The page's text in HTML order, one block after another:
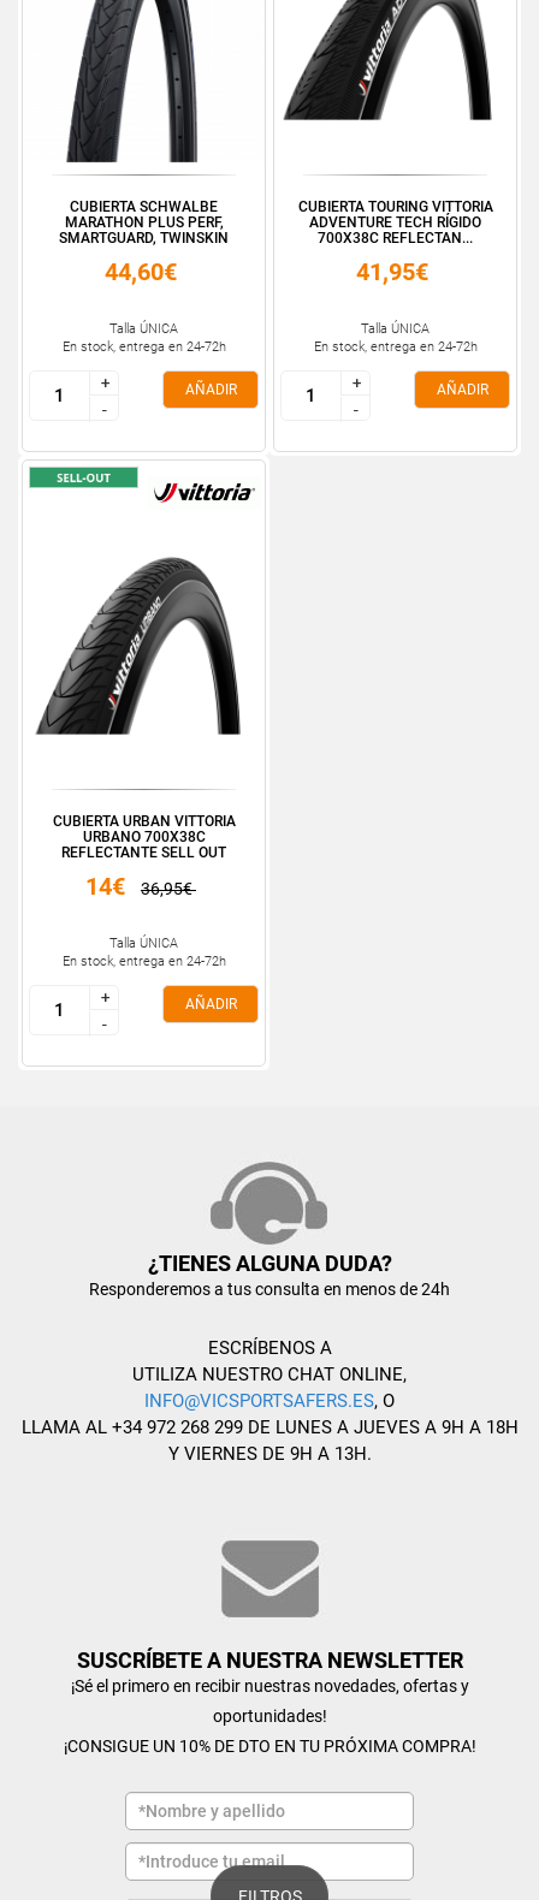
CUBIERTA SCHWALBE
MARATHON PLUS PERF,
SMARTGUARD, TWINSKIN
44,60€
Talla ÚNICA
En stock, entrega en 24-72h
+
-
+
-
AÑADIR
CUBIERTA TOURING VITTORIA
ADVENTURE TECH RÍGIDO
700X38C REFLECTAN...
41,95€
Talla ÚNICA
En stock, entrega en 24-72h
+
-
+
-
AÑADIR
CUBIERTA URBAN VITTORIA
URBANO 700X38C
REFLECTANTE SELL OUT
14€ 36,95€
Talla ÚNICA
En stock, entrega en 24-72h
+
-
+
-
AÑADIR
¿TIENES ALGUNA DUDA?
Responderemos a tus consulta en menos de 24h
ESCRÍBENOS A
UTILIZA NUESTRO CHAT ONLINE,
INFO@VICSPORTSAFERS.ES, O
LLAMA AL +34 972 268 299 DE LUNES A JUEVES A 9H A 18H
Y VIERNES DE 9H A 13H.
SUSCRÍBETE A NUESTRA NEWSLETTER
¡Sé el primero en recibir nuestras novedades, ofertas y
oportunidades!
¡CONSIGUE UN 10% DE DTO EN TU PRÓXIMA COMPRA!